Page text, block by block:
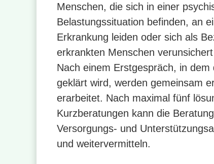
Menschen, die sich in einer
Belastungssituation befinden, an
Erkrankung leiden oder sich als
erkrankten Menschen
Nach einem Erstgespräch, in dem
geklärt wird, werden gemeinsam
erarbeitet. Nach maximal fünf
Kurzberatungen kann die
Versorgungs- und
und weitervermitteln.